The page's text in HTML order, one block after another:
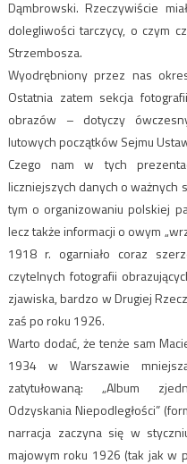
Dąmbrowski. Rzeczywiście
dolegliwości tarczycy, o czym
Strzembosza.
Wyodrębniony przez nas
Ostatnia zatem sekcja
obrazów – dotyczy
lutowych początków Sejmu
Czego nam w tych
liczniejszych danych o
tym o organizowaniu polskiej
lecz także informacji o owym
1918 r. ogarniało coraz
czytelnych fotografii
zjawiska, bardzo w Drugiej
zaś po roku 1926.
Warto dodać, że tenże sam
1934 w Warszawie
zatytułowaną: „Album
Odzyskania Niepodległości”
narracja zaczyna się w
majowym roku 1926 (tak jak w